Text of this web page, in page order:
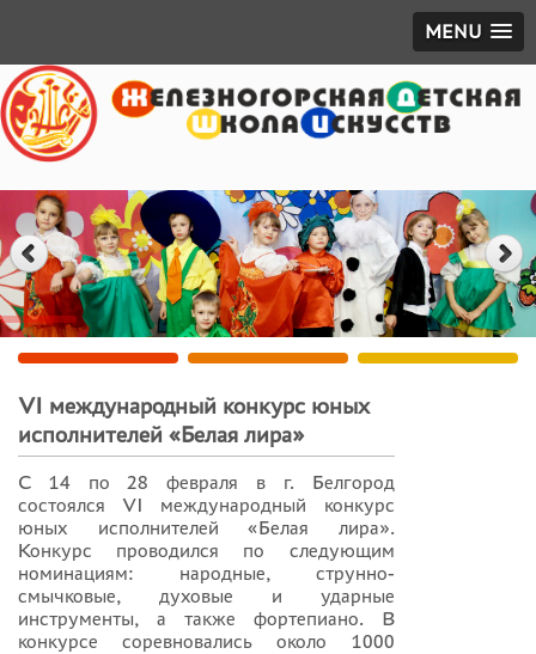
MENU
VI международный конкурс юных
исполнителей «Белая лира»
С 14 по 28 февраля в г. Белгород
состоялся VI международный конкурс
юных исполнителей «Белая лира».
Конкурс проводился по следующим
номинациям: народные, струнно-
смычковые, духовые и ударные
инструменты, а также фортепиано. В
конкурсе соревновались около 1000